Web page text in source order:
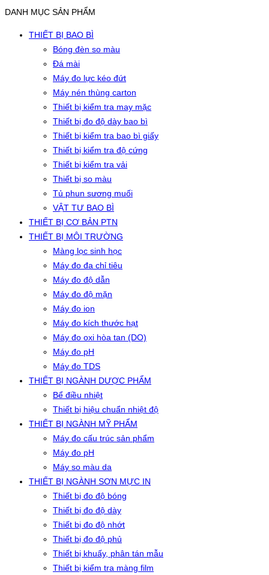
DANH MỤC SẢN PHẨM
THIẾT BỊ BAO BÌ
Bóng đèn so màu
Đá mài
Máy đo lực kéo đứt
Máy nén thùng carton
Thiết bị kiểm tra may mặc
Thiết bị đo độ dày bao bì
Thiết bị kiểm tra bao bì giấy
Thiết bị kiểm tra độ cứng
Thiết bị kiểm tra vải
Thiết bị so màu
Tủ phun sương muối
VẬT TƯ BAO BÌ
THIẾT BỊ CƠ BẢN PTN
THIẾT BỊ MÔI TRƯỜNG
Màng lọc sinh học
Máy đo đa chỉ tiêu
Máy đo độ dẫn
Máy đo độ mặn
Máy đo ion
Máy đo kích thước hạt
Máy đo oxi hòa tan (DO)
Máy đo pH
Máy đo TDS
THIẾT BỊ NGÀNH DƯỢC PHẨM
Bể điều nhiệt
Thiết bị hiệu chuẩn nhiệt độ
THIẾT BỊ NGÀNH MỸ PHẨM
Máy đo cấu trúc sản phẩm
Máy đo pH
Máy so màu da
THIẾT BỊ NGÀNH SƠN MỰC IN
Thiết bị đo độ bóng
Thiết bị đo độ dày
Thiết bị đo độ nhớt
Thiết bị đo độ phủ
Thiết bị khuấy, phân tán mẫu
Thiết bị kiểm tra màng film